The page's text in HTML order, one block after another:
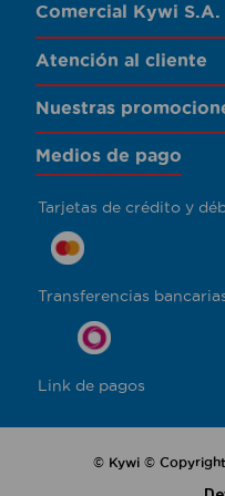
Comercial Kywi S.A.
Atención al cliente
Nuestras
Medios de pago
Tarjetas de crédito y
Transferencias
Link de pagos
© Kywi © Copyright